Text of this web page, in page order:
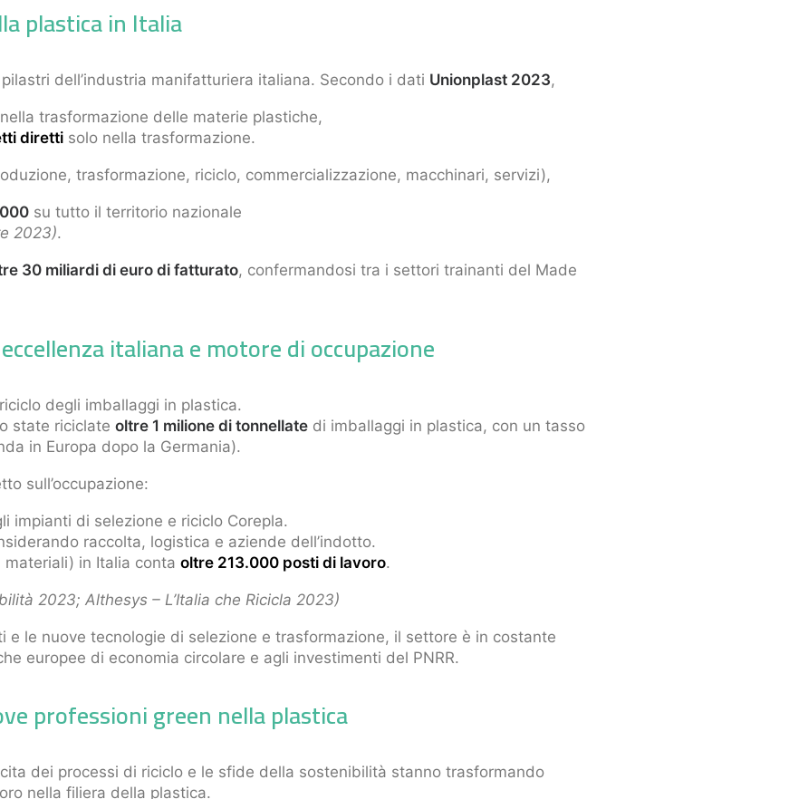
plastica in Italia
dell’industria manifatturiera italiana. Secondo i dati Unionplast 2023,
trasformazione delle materie plastiche,
diretti solo nella trasformazione.
trasformazione, riciclo, commercializzazione, macchinari, servizi),
su tutto il territorio nazionale
2023).
30 miliardi di euro di fatturato, confermandosi tra i settori trainanti del Made
italiana e motore di occupazione
degli imballaggi in plastica.
state riciclate oltre 1 milione di tonnellate di imballaggi in plastica, con un tasso
in Europa dopo la Germania).
sull’occupazione:
impianti di selezione e riciclo Corepla.
raccolta, logistica e aziende dell’indotto.
materiali) in Italia conta oltre 213.000 posti di lavoro.
2023; Althesys – L’Italia che Ricicla 2023)
e le nuove tecnologie di selezione e trasformazione, il settore è in costante
europee di economia circolare e agli investimenti del PNRR.
professioni green nella plastica
dei processi di riciclo e le sfide della sostenibilità stanno trasformando
nella filiera della plastica.